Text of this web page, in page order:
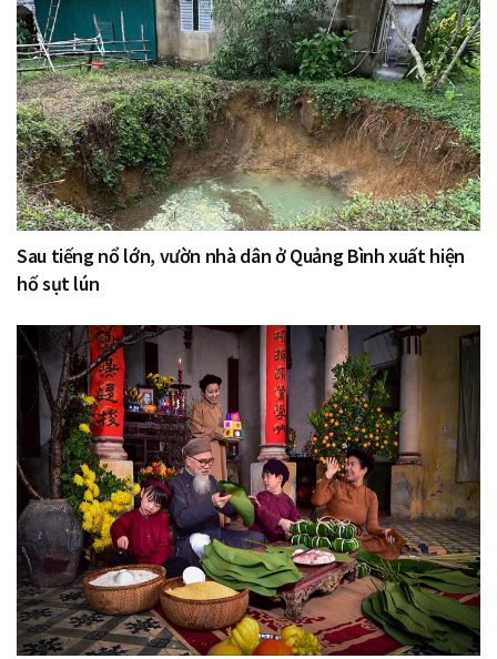
Sau tiếng nổ lớn, vườn nhà dân ở Quảng Bình xuất hiện
hố sụt lún